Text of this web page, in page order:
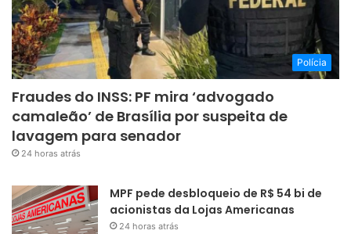
Polícia
Fraudes do INSS: PF mira ‘advogado
camaleão’ de Brasília por suspeita de
lavagem para senador
24 horas atrás
MPF pede desbloqueio de R$ 54 bi de
acionistas da Lojas Americanas
24 horas atrás